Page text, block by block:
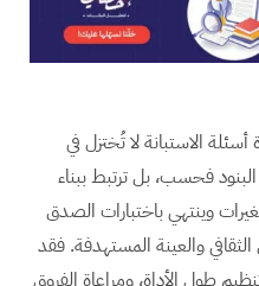
الاستبانة لا تُختزل في
فحسب، بل ترتبط ببناء
وينتهي باختبارات الصدق
والعينة المستهدفة. فقد
طول الأداة، ومراعاة الفروق